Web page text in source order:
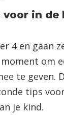
voor in
4 en gaan
om
te geven.
tips
je kind.